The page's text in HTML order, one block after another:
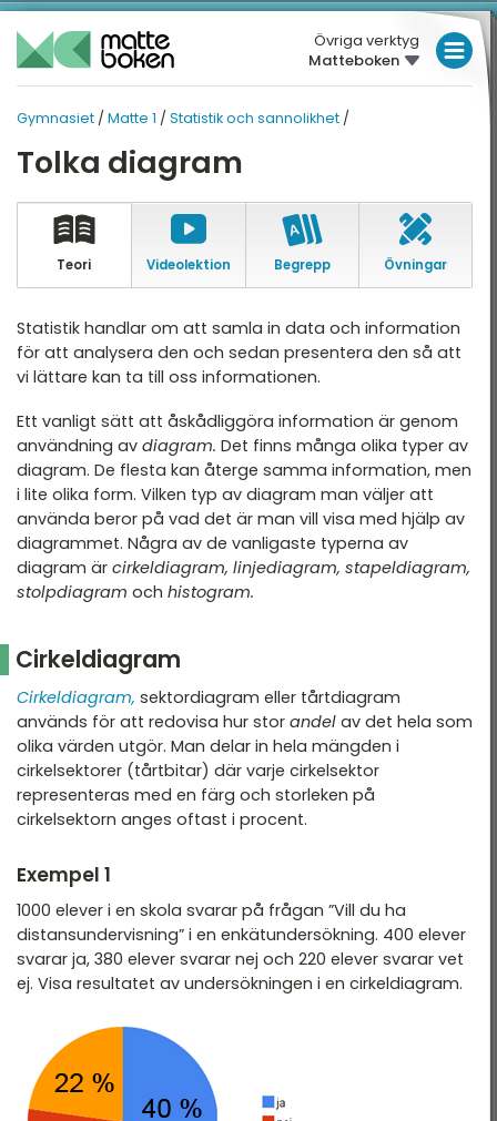
Övriga verktyg
Matteboken
Gymnasiet / Matte 1 / Statistik och sannolikhet /
Tolka diagram
Teori Video­lektion Begrepp Övningar
Statistik handlar om att samla in data och information
för att analysera den och sedan presentera den så att
vi lättare kan ta till oss informationen.
Ett vanligt sätt att åskådliggöra information är genom
användning av diagram. Det finns många olika typer av
diagram. De flesta kan återge samma information, men
i lite olika form. Vilken typ av diagram man väljer att
använda beror på vad det är man vill visa med hjälp av
diagrammet. Några av de vanligaste typerna av
diagram är cirkeldiagram, linjediagram, stapeldiagram,
stolpdiagram och histogram.
Cirkeldiagram
Cirkeldiagram, sektordiagram eller tårtdiagram
används för att redovisa hur stor andel av det hela som
olika värden utgör. Man delar in hela mängden i
cirkelsektorer (tårtbitar) där varje cirkelsektor
representeras med en färg och storleken på
cirkelsektorn anges oftast i procent.
Exempel 1
1000 elever i en skola svarar på frågan ”Vill du ha
distansundervisning” i en enkätundersökning. 400 elever
svarar ja, 380 elever svarar nej och 220 elever svarar vet
ej. Visa resultatet av undersökningen i en cirkeldiagram.
LÅGSTADIET
MELLANSTADIET
GYMNASIET
Översikt
GYMNASIET
Översikt
Aritmetik
Funktioner
Statistik och sannolikhet
Nationella prov
4
5
HÖGSKOLEPROV
MATTE PÅ LÄTT SV